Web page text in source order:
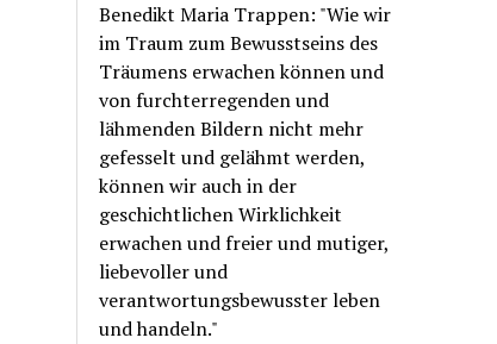
Benedikt Maria Trappen: "Wie wir
im Traum zum Bewusstseins des
Träumens erwachen können und
von furchterregenden und
lähmenden Bildern nicht mehr
gefesselt und gelähmt werden,
können wir auch in der
geschichtlichen Wirklichkeit
erwachen und freier und mutiger,
liebevoller und
verantwortungsbewusster leben
und handeln."